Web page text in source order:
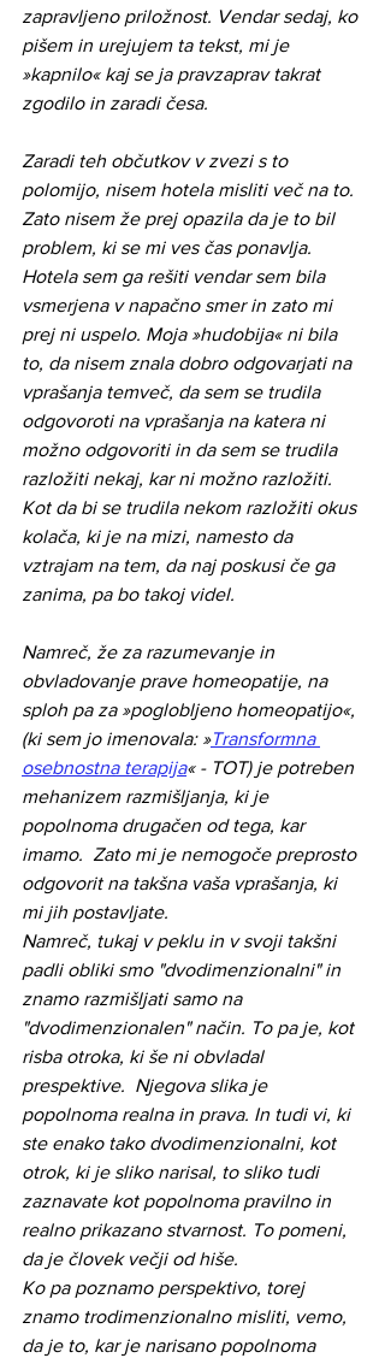
zapravljeno priložnost. Vendar sedaj, ko
pišem in urejujem ta tekst, mi je
»kapnilo« kaj se ja pravzaprav takrat
zgodilo in zaradi česa.
Zaradi teh občutkov v zvezi s to
polomijo, nisem hotela misliti več na to.
Zato nisem že prej opazila da je to bil
problem, ki se mi ves čas ponavlja.
Hotela sem ga rešiti vendar sem bila
vsmerjena v napačno smer in zato mi
prej ni uspelo. Moja »hudobija« ni bila
to, da nisem znala dobro odgovarjati na
vprašanja temveč, da sem se trudila
odgovoroti na vprašanja na katera ni
možno odgovoriti in da sem se trudila
razložiti nekaj, kar ni možno razložiti.
Kot da bi se trudila nekom razložiti okus
kolača, ki je na mizi, namesto da
vztrajam na tem, da naj poskusi če ga
zanima, pa bo takoj videl.
Namreč, že za razumevanje in
obvladovanje prave homeopatije, na
sploh pa za »poglobljeno homeopatijo«,
(ki sem jo imenovala: »Transformna
osebnostna terapija« - TOT) je potreben
mehanizem razmišljanja, ki je
popolnoma drugačen od tega, kar
imamo.  Zato mi je nemogoče preprosto
odgovorit na takšna vaša vprašanja, ki
mi jih postavljate.
Namreč, tukaj v peklu in v svoji takšni
padli obliki smo "dvodimenzionalni" in
znamo razmišljati samo na
"dvodimenzionalen" način. To pa je, kot
risba otroka, ki še ni obvladal
prespektive.  Njegova slika je
popolnoma realna in prava. In tudi vi, ki
ste enako tako dvodimenzionalni, kot
otrok, ki je sliko narisal, to sliko tudi
zaznavate kot popolnoma pravilno in
realno prikazano stvarnost. To pomeni,
da je človek večji od hiše.
Ko pa poznamo perspektivo, torej
znamo trodimenzionalno misliti, vemo,
da je to, kar je narisano popolnoma